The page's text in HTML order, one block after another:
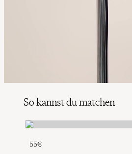
So kannst du matchen
55€